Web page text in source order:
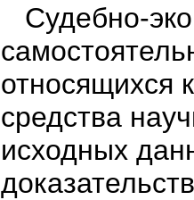
Судебно-
относящихся
средства
исходных